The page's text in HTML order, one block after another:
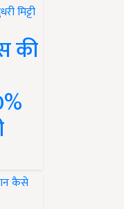
की